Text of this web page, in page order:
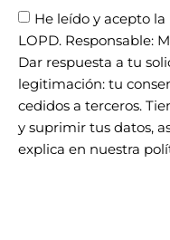
He leído y acepto la
LOPD. Responsable:
Dar respuesta a tu
legitimación: tu
cedidos a terceros.
y suprimir tus datos,
explica en nuestra